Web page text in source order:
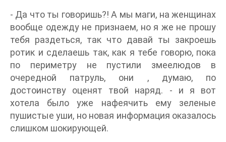
- Да что ты говоришь?! А мы маги, на женщинах
вообще одежду не признаем, но я же не прошу
тебя раздеться, так что давай ты закроешь
ротик и сделаешь так, как я тебе говорю, пока
по периметру не пустили змеелюдов в
очередной патруль, они , думаю, по
достоинству оценят твой наряд. - и я вот
хотела было уже нафеячить ему зеленые
пушистые уши, но новая информация оказалось
слишком шокирующей.